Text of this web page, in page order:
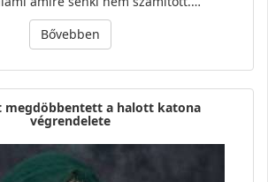
Bővebben
megdöbbentett a halott katona
végrendelete